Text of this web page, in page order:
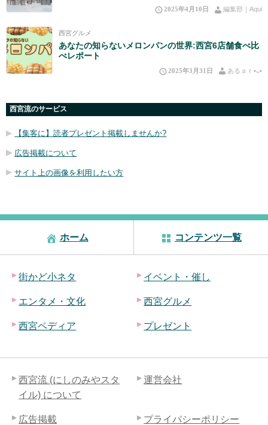
2025年4月10日 編集部｜Aqui
西宮グルメ
あなたの知らないメロンパンの世界:西宮6店舗食べ比
べレポート
2025年3月31日 あるａｒ•⁠ᴗ⁠•⁠
西宮流のサービス
【集客に】読者プレゼント掲載しませんか?
広告掲載について
サイト上の画像を利用したい方
ホーム コンテンツ一覧
街かど小ネタ イベント・催し
エンタメ・文化 西宮グルメ
西宮ペディア プレゼント
西宮流 (にしのみやスタ
イル) について
運営会社
広告掲載 プライバシーポリシー